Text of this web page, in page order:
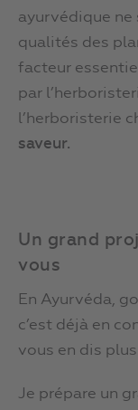
ayurvédique ne
qualités des
facteur
par
l’herboristerie
saveur.
Un grand
vous
En Ayurvéda,
c’est déjà en
vous en dis
Je prépare un